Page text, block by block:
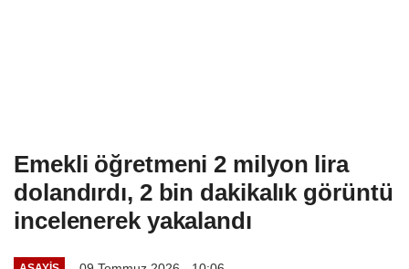
Emekli öğretmeni 2 milyon lira
dolandırdı, 2 bin dakikalık görüntü
incelenerek yakalandı